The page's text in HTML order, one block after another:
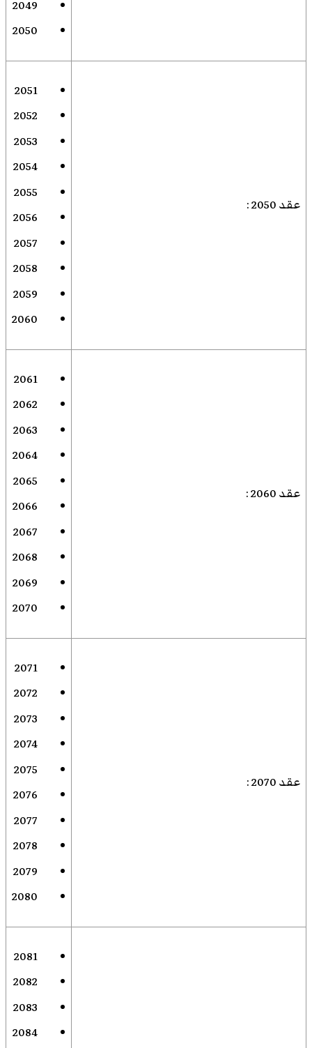
2049
2050
عقد 2050 :
2051
2052
2053
2054
2055
2056
2057
2058
2059
2060
عقد 2060 :
2061
2062
2063
2064
2065
2066
2067
2068
2069
2070
عقد 2070 :
2071
2072
2073
2074
2075
2076
2077
2078
2079
2080
2081
2082
2083
2084